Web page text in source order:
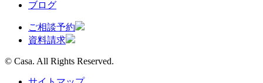
ブログ
ご相談予約
資料請求
© Casa. All Rights Reserved.